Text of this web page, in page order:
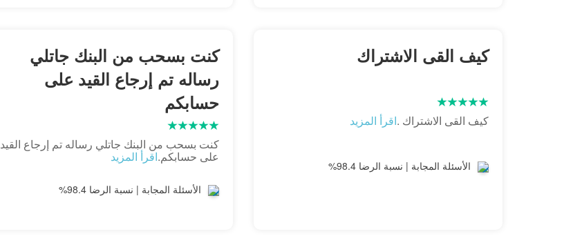
كيف القى الاشتراك
كيف القى الاشتراك .اقرأ المزيد
الأسئلة المجابة | نسبة الرضا 98.4%
كنت بسحب من البنك جاتلي
رساله تم إرجاع القيد على
حسابكم
كنت بسحب من البنك جاتلي رساله تم إرجاع القيد
على حسابكم.اقرأ المزيد
الأسئلة المجابة | نسبة الرضا 98.4%